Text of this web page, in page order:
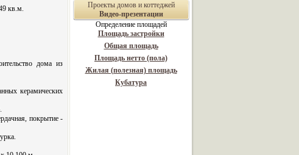
кв.м.
дома из
керамических
покрытие -
Проекты домов и коттеджей
Видео-презентации
Определение площадей
Площадь застройки
Общая площадь
Площадь нетто (пола)
Жилая (полезная) площадь
Кубатура